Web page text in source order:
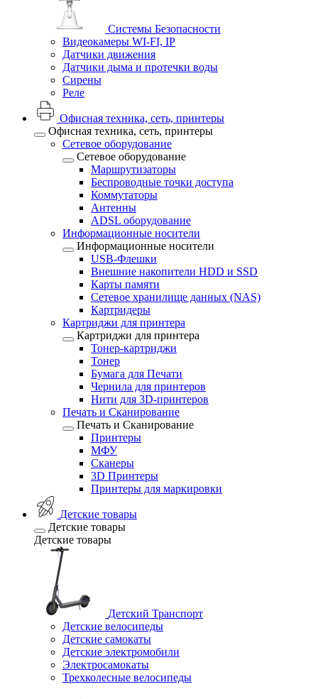
Системы Безопасности
Видеокамеры WI-FI, IP
Датчики движения
Датчики дыма и протечки воды
Сирены
Реле
Офисная техника, cеть, принтеры
Офисная техника, cеть, принтеры
Сетевое оборудование
Сетевое оборудование
Маршрутизаторы
Беспроводные точки доступа
Коммутаторы
Антенны
ADSL оборудование
Информационные носители
Информационные носители
USB-Флешки
Внешние накопители HDD и SSD
Карты памяти
Сетевое хранилище данных (NAS)
Картридеры
Картриджи для принтера
Картриджи для принтера
Тонер-картриджи
Тонер
Бумага для Печати
Чернила для принтеров
Нити для 3D-принтеров
Печать и Сканирование
Печать и Сканирование
Принтеры
МФУ
Сканеры
3D Принтеры
Принтеры для маркировки
Детские товары
Детские товары
Детские товары
Детский Транспорт
Детские велосипеды
Детские самокаты
Детские электромобили
Электросамокаты
Трехколесные велосипеды